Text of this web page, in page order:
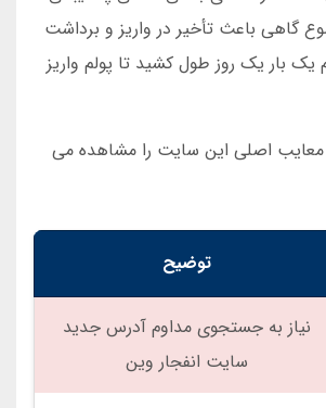
گاهی باعث تأخیر در واریز و برداشت
بار یک روز طول کشید تا پولم واریز
معایب اصلی این سایت را مشاهده می
توضیح
نیاز به جستجوی مداوم آدرس جدید
سایت انفجار وین